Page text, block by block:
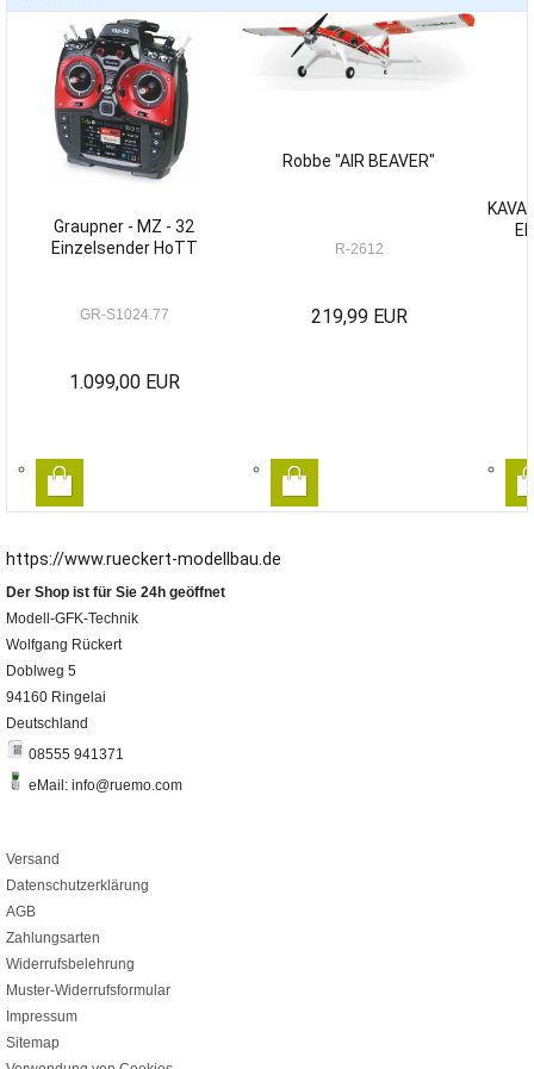
Graupner - MZ - 32
Einzelsender HoTT
GR-S1024.77
1.099,00 EUR
Robbe "AIR BEAVER"
R-2612
219,99 EUR
https://www.rueckert-modellbau.de
Der Shop ist für Sie 24h geöffnet
Modell-GFK-Technik
Wolfgang Rückert
Doblweg 5
94160 Ringelai
Deutschland
08555 941371
eMail: info@ruemo.com
Versand
Datenschutzerklärung
AGB
Zahlungsarten
Widerrufsbelehrung
Muster-Widerrufsformular
Impressum
Sitemap